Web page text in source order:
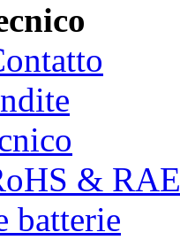
&
batterie